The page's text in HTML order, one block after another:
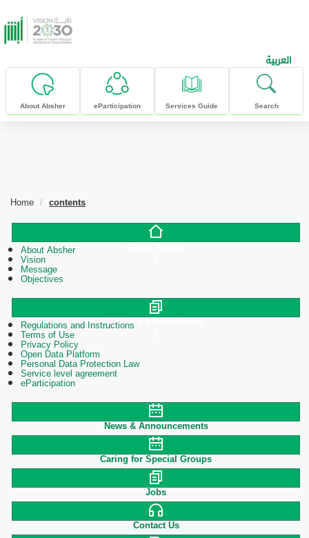
skip to main content
العربية
About Absher eParticipation Services Guide Search
Home contents
About Absher
About Absher
Vision
Message
Objectives
Polices & Procedures
Regulations and Instructions
Terms of Use
Privacy Policy
Open Data Platform
Personal Data Protection Law
Service level agreement
eParticipation
News & Announcements
Caring for Special Groups
Jobs
Contact Us